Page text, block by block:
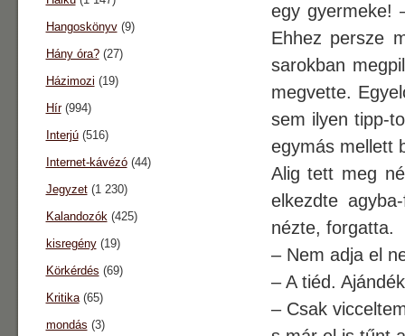
egy gyermeke!
Ehhez persze
sarokban
megvette.
sem ilyen tipp-
egymás mellett
Alig tett meg
elkezdte
nézte, forgatta.
– Nem adja el
– A tiéd.
– Csak
Hangoskönyv(9)
Hány óra?(27)
Házimozi (19)
Hír(994)
Interjú(516)
Internet-kávézó(44)
Jegyzet(1 230)
Kalandozók(425)
kisregény(19)
Körkérdés (69)
Kritika(65)
mondás (3)